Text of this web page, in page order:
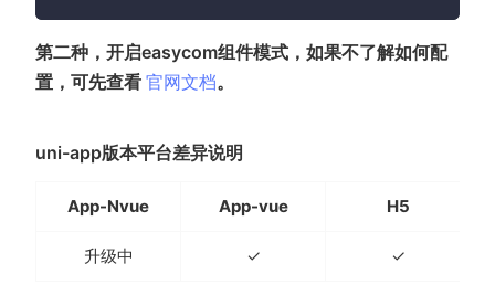
第二种，开启easycom组件模式，如果不了解如何配
置，可先查看 官网文档(opens new window)
。
uni-app版本平台差异说明
App-Nvue App-vue H5
升级中 ✓ ✓